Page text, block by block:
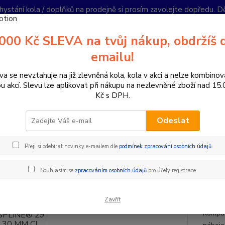
kola / doplňků na prodejně si prosím zavolejte dopředu.
Hledat
PO-
DT M 1900 SPLINE® 29 30
1900 SPLINE® 29 30 MM CL
Doprava ZDARMA
Kč SLEVA na tvůj nákup, obdržíš
emailu!
se nevztahuje na již zlevněná kola, kola v akci a nelze
akcí. Slevu lze aplikovat při nákupu na nezlevněné zboží nad
Kč s DPH.
Odeslat
Přeji si odebírat novinky e-mailem dle podmínek zpracování osobních údajů.
Souhlasím se zpracováním osobních údajůpro účely registrace.
Zavřít